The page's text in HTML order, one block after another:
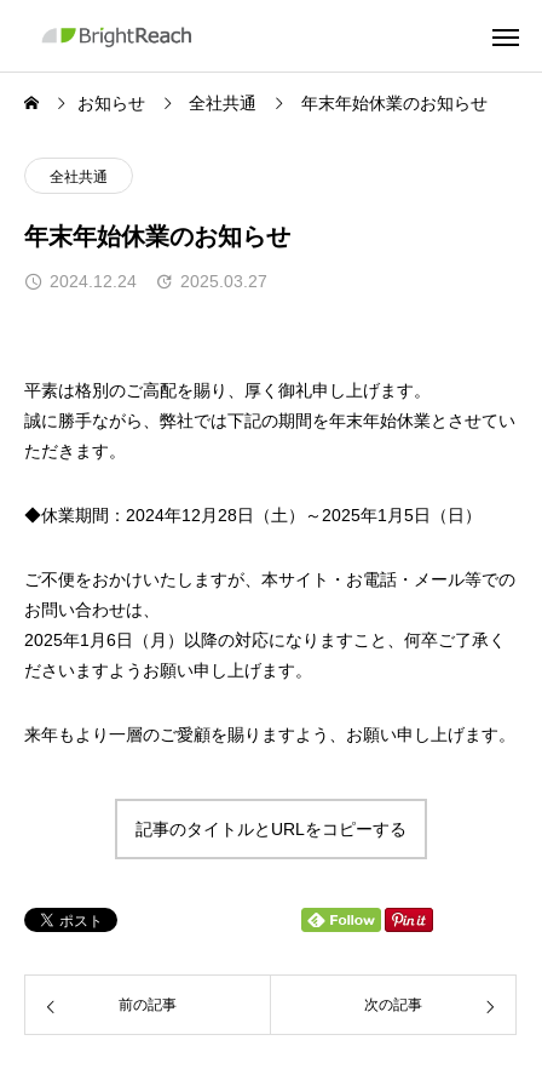
お知らせ 全社共通 年末年始休業のお知らせ
全社共通
年末年始休業のお知らせ
2024.12.24 2025.03.27
平素は格別のご高配を賜り、厚く御礼申し上げます。
誠に勝手ながら、弊社では下記の期間を年末年始休業とさせてい
ただきます。
◆休業期間：2024年12月28日（土）～2025年1月5日（日）
ご不便をおかけいたしますが、本サイト・お電話・メール等での
お問い合わせは、
2025年1月6日（月）以降の対応になりますこと、何卒ご了承く
ださいますようお願い申し上げます。
来年もより一層のご愛顧を賜りますよう、お願い申し上げます。
記事のタイトルとURLをコピーする
前の記事 次の記事